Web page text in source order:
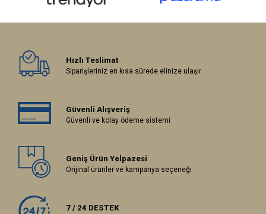
Hızlı Teslimat
Siparişleriniz en kısa sürede elinize ulaşır.
Güvenli Alışveriş
Güvenli ve kolay ödeme sistemi
Geniş Ürün Yelpazesi
Orijinal ürünler ve kampanya seçeneği
7 / 24 DESTEK